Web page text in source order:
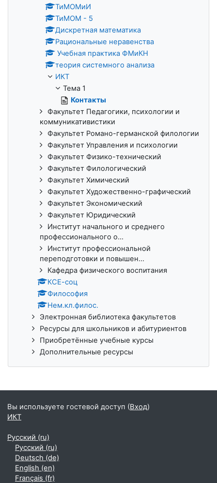
ТиМОМиИ
ТиМОМ - 5
Дискретная математика
Рациональные неравенства
Учебная практика ФМиКН
теория системного анализа
ИКТ
Тема 1
Контакты
Факультет Педагогики, психологии и
коммуникативистики
Факультет Романо-германской филологии
Факультет Управления и психологии
Факультет Физико-технический
Факультет Филологический
Факультет Химический
Факультет Художественно-графический
Факультет Экономический
Факультет Юридический
Институт начального и среднего
профессионального о...
Институт профессиональной
переподготовки и повышен...
Кафедра физического воспитания
КСЕ-соц
Философия
Нем.кл.филос.
Электронная библиотека факультетов
Ресурсы для школьников и абитуриентов
Приобретённые учебные курсы
Дополнительные ресурсы
Вы используете гостевой доступ (Вход)
ИКТ
Русский ‎(ru)‎
Русский ‎(ru)‎
Deutsch ‎(de)‎
English ‎(en)‎
Français ‎(fr)‎